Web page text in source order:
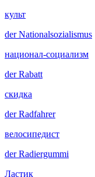
культ
derNationalsozialismus
национал-социализм
derRabatt
скидка
derRadfahrer
велосипедист
derRadiergummi
Ластик